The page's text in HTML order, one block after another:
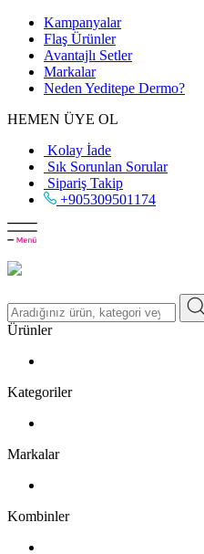
Kampanyalar
Flaş Ürünler
Avantajlı Setler
Markalar
Neden Yeditepe Dermo?
HEMEN ÜYE OL
Kolay İade
Sık Sorunlan Sorular
Sipariş Takip
+905309501174
Ürünler
Kategoriler
Markalar
Kombinler